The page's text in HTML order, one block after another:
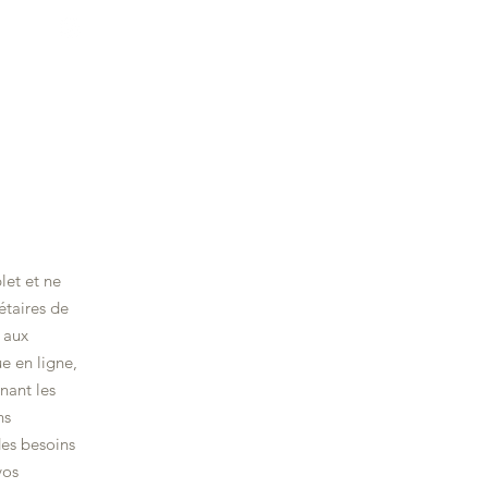
et ne
de
en ligne,
les
besoins